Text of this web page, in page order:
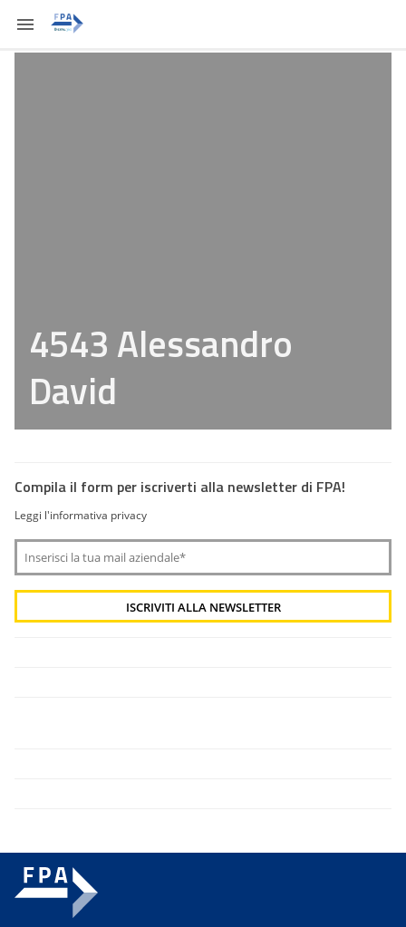
4543 Alessandro
David
Compila il form per iscriverti alla newsletter di FPA!
Leggi l'informativa privacy